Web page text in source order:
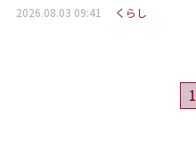
2026.08.03 09:41 くらし
1